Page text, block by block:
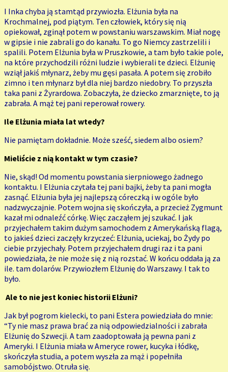
I Inka chyba ją stamtąd przywiozła. Elżunia była na
Krochmalnej, pod piątym. Ten człowiek, który się nią
opiekował, zginął potem w powstaniu warszawskim. Miał nogę
w gipsie i nie zabrali go do kanału. To go Niemcy zastrzelili i
spalili. Potem Elżunia była w Pruszkowie, a tam było takie pole,
na które przychodzili różni ludzie i wybierali te dzieci. Elżunię
wziął jakiś młynarz, żeby mu gęsi pasała. A potem się zrobiło
zimno i ten młynarz był dla niej bardzo niedobry. To przyszła
taka pani z Żyrardowa. Zobaczyła, że dziecko zmarznięte, to ją
zabrała. A mąż tej pani reperował rowery.
Ile Elżunia miała lat wtedy?
Nie pamiętam dokładnie. Może sześć, siedem albo osiem?
Mieliście z nią kontakt w tym czasie?
Nie, skąd! Od momentu powstania sierpniowego żadnego
kontaktu. I Elżunia czytała tej pani bajki, żeby ta pani mogła
zasnąć. Elżunia była jej najlepszą córeczką i w ogóle było
nadzwyczajnie. Potem wojna się skończyła, a przecież Zygmunt
kazał mi odnaleźć córkę. Więc zacząłem jej szukać. I jak
przyjechałem takim dużym samochodem z Amerykańską flagą,
to jakieś dzieci zaczęły krzyczeć: Elżunia, uciekaj, bo Żydy po
ciebie przyjechały. Potem przyjechałem drugi raz i ta pani
powiedziała, że nie może się z nią rozstać. W końcu oddała ją za
ile. tam dolarów. Przywiozłem Elżunię do Warszawy. I tak to
było.
Ale to nie jest koniec historii Elżuni?
Jak był pogrom kielecki, to pani Estera powiedziała do mnie:
“Ty nie masz prawa brać za nią odpowiedzialności i zabrała
Elżunię do Szwecji. A tam zaadoptowała ją pewna pani z
Ameryki. I Elżunia miała w Ameryce rower, kucyka i łódkę,
skończyła studia, a potem wyszła za mąż i popełniła
samobójstwo. Otruła się.